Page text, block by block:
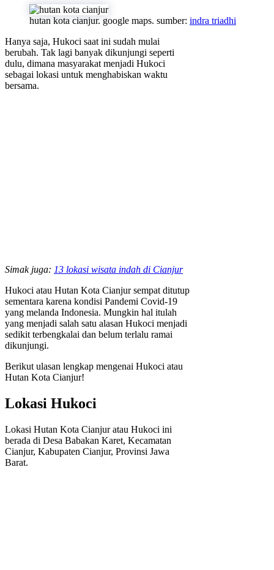
hutan kota cianjur. google maps. sumber: indra triadhi
Hanya saja, Hukoci saat ini sudah mulai
berubah. Tak lagi banyak dikunjungi seperti
dulu, dimana masyarakat menjadi Hukoci
sebagai lokasi untuk menghabiskan waktu
bersama.
Simak juga: 13 lokasi wisata indah di Cianjur
Hukoci atau Hutan Kota Cianjur sempat ditutup
sementara karena kondisi Pandemi Covid-19
yang melanda Indonesia. Mungkin hal itulah
yang menjadi salah satu alasan Hukoci menjadi
sedikit terbengkalai dan belum terlalu ramai
dikunjungi.
Berikut ulasan lengkap mengenai Hukoci atau
Hutan Kota Cianjur!
Lokasi Hukoci
Lokasi Hutan Kota Cianjur atau Hukoci ini
berada di Desa Babakan Karet, Kecamatan
Cianjur, Kabupaten Cianjur, Provinsi Jawa
Barat.